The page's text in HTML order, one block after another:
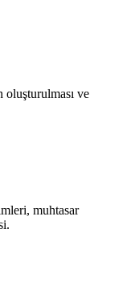
oluşturulması ve
muhtasar